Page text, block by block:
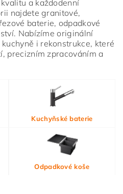
a každodenní
najdete granitové,
baterie, odpadkové
Nabízíme originální
i rekonstrukce, které
precizním zpracováním a
Kuchyňské baterie
Odpadkové koše